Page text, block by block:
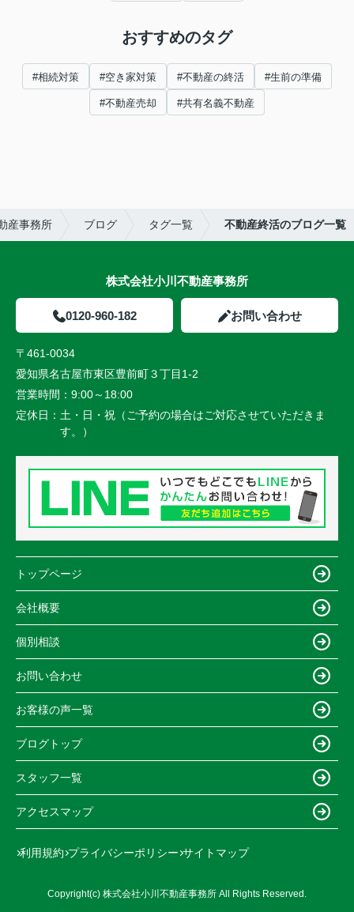
おすすめのタグ
#相続対策 #空き家対策 #不動産の終活 #生前の準備
#不動産売却 #共有名義不動産
産事務所 ブログ タグ一覧 不動産終活のブログ一覧
株式会社小川不動産事務所
0120-960-182 お問い合わせ
〒461-0034
愛知県名古屋市東区豊前町３丁目1-2
営業時間： 9:00～18:00
定休日： 土・日・祝（ご予約の場合はご対応させていただきま
す。）
トップページ
会社概要
個別相談
お問い合わせ
お客様の声一覧
ブログトップ
スタッフ一覧
アクセスマップ
利用規約 プライバシーポリシー サイトマップ
Copyright(c) 株式会社小川不動産事務所 All Rights Reserved.